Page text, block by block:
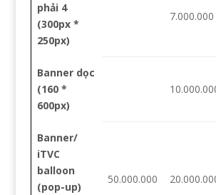
phải 4
(300px *
250px)
7.000.000
Banner dọc
(160 *
600px)
Banner/
iTVC
balloon
(pop-up)
50.000.000